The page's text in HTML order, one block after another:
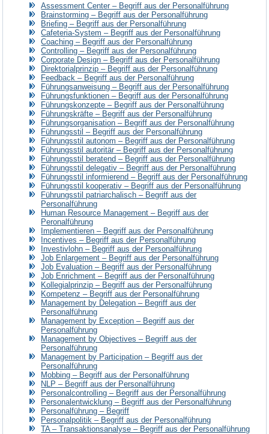
Assessment Center – Begriff aus der Personalführung
Brainstorming – Begriff aus der Personalführung
Briefing – Begriff aus der Personalführung
Cafeteria-System – Begriff aus der Personalführung
Coaching – Begriff aus der Personalführung
Controlling – Begriff aus der Personalführung
Corporate Design – Begriff aus der Personalführung
Direktorialprinzip – Begriff aus der Personalführung
Feedback – Begriff aus der Personalführung
Führungsanweisung – Begriff aus der Personalführung
Führungsfunktionen – Begriff aus der Personalführung
Führungskonzepte – Begriff aus der Personalführung
Führungskräfte – Begriff aus der Personalführung
Führungsorganisation – Begriff aus der Personalführung
Führungsstil – Begriff aus der Personalführung
Führungsstil autonom – Begriff aus der Personalführung
Führungsstil autoritär – Begriff aus der Personalführung
Führungsstil beratend – Begriff aus der Personalführung
Führungsstil delegativ – Begriff aus der Personalführung
Führungsstil informierend – Begriff aus der Personalführung
Führungsstil kooperativ – Begriff aus der Personalführung
Führungsstil patriarchalisch – Begriff aus der
Personalführung
Human Resource Management – Begriff aus der
Peronalführung
Implementieren – Begriff aus der Personalführung
Incentives – Begriff aus der Personalführung
Investivlohn – Begriff aus der Personalführung
Job Enlargement – Begriff aus der Personalführung
Job Evaluation – Begriff aus der Personalführung
Job Enrichment – Begriff aus der Personalführung
Kollegialprinzip – Begriff aus der Personalführung
Kompetenz – Begriff aus der Personalführung
Management by Delegation – Begriff aus der
Personalführung
Management by Exception – Begriff aus der
Personalführung
Management by Objectives – Begriff aus der
Personalführung
Management by Participation – Begriff aus der
Personalführung
Mobbing – Begriff aus der Personalführung
NLP – Begriff aus der Personalführung
Personalcontrolling – Begriff aus der Personalführung
Personalentwicklung – Begriff aus der Personalführung
Personalführung – Begriff
Personalpolitik – Begriff aus der Personalführung
TA – Transaktionsanalyse – Begriff aus der Personalführung